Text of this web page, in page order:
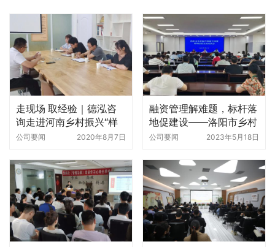
走现场 取经验｜德泓咨
询走进河南乡村振兴“样
板村”——新郑泰山村
公司要闻 2020年8月7日
融资管理解难题，标杆落
地促建设——洛阳市乡村
振兴项目观摩及谋划经验
公司要闻 2023年5月18日